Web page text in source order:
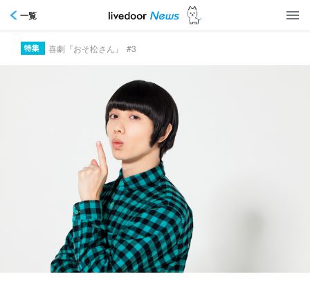
一覧
喜劇『おそ松さん』 #3